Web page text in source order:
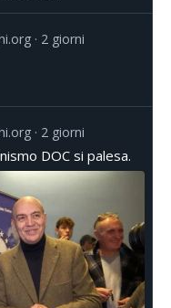
2 giorni
2 giorni
DOC si palesa.